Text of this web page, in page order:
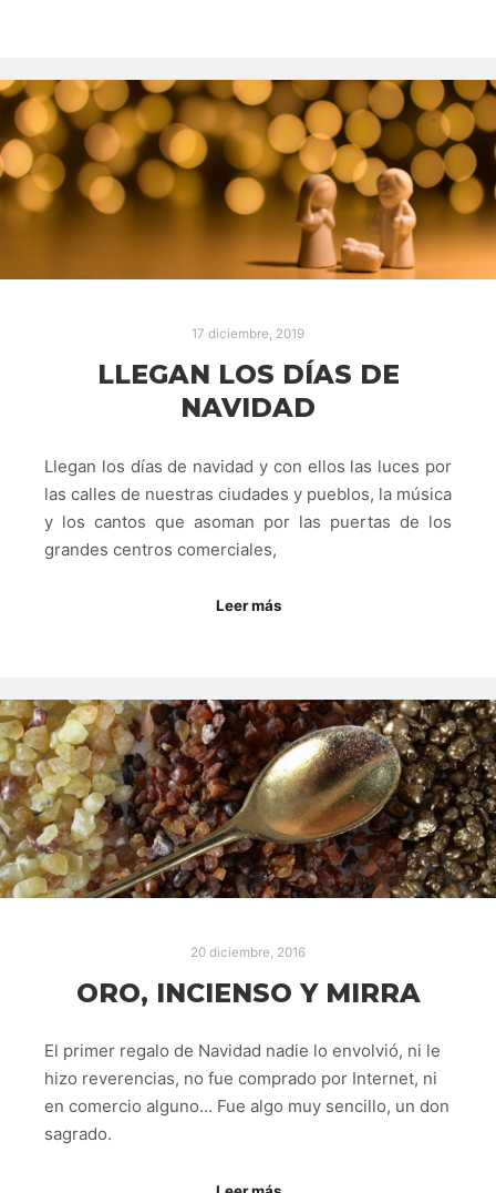
17 diciembre, 2019
LLEGAN LOS DÍAS DE
NAVIDAD
Llegan los días de navidad y con ellos las luces por
las calles de nuestras ciudades y pueblos, la música
y los cantos que asoman por las puertas de los
grandes centros comerciales,
Leer más
20 diciembre, 2016
ORO, INCIENSO Y MIRRA
El primer regalo de Navidad nadie lo envolvió, ni le
hizo reverencias, no fue comprado por Internet, ni
en comercio alguno… Fue algo muy sencillo, un don
sagrado.